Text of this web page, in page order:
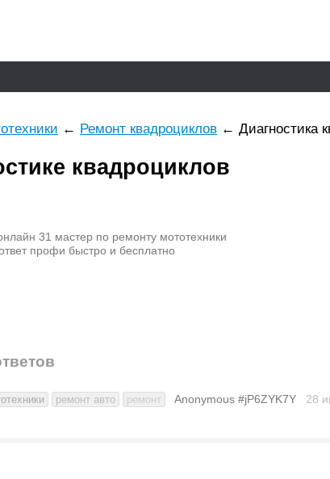
← Ремонт квадроциклов ← Диагностика
квадроциклов
31 мастер по ремонту мототехники
профи быстро и бесплатно
ремонт авто ремонт Anonymous #jP6ZYK7Y 28